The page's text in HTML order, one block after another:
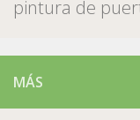
pintura de
MÁS